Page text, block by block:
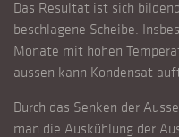
Das Resultat ist sich
beschlagene Scheibe.
Monate mit hohen
aussen kann Kondensat
Durch das Senken der
man die Auskühlung der